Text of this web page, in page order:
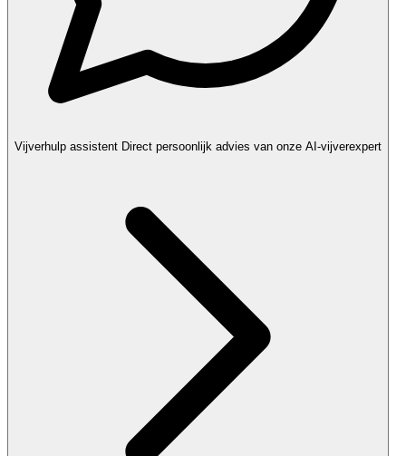
Vijverhulp assistent Direct persoonlijk advies van onze AI-vijverexpert